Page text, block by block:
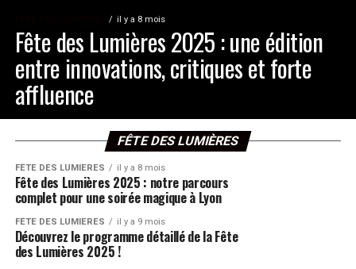
il y a 8 mois
Fête des Lumières 2025 : une édition
entre innovations, critiques et forte
affluence
FÊTE DES LUMIÈRES
FÊTE DES LUMIÈRES il y a 8 mois
Fête des Lumières 2025 : notre parcours
complet pour une soirée magique à Lyon
FÊTE DES LUMIÈRES il y a 9 mois
Découvrez le programme détaillé de la Fête
des Lumières 2025 !